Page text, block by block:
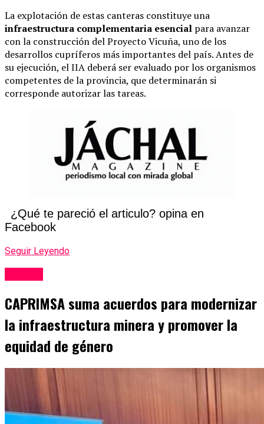
La explotación de estas canteras constituye una
infraestructura complementaria esencial para avanzar
con la construcción del Proyecto Vicuña, uno de los
desarrollos cupríferos más importantes del país. Antes de
su ejecución, el IIA deberá ser evaluado por los organismos
competentes de la provincia, que determinarán si
corresponde autorizar las tareas.
¿Qué te pareció el articulo? opina en
Facebook
Seguir Leyendo
CAPRIMSA suma acuerdos para modernizar
la infraestructura minera y promover la
equidad de género